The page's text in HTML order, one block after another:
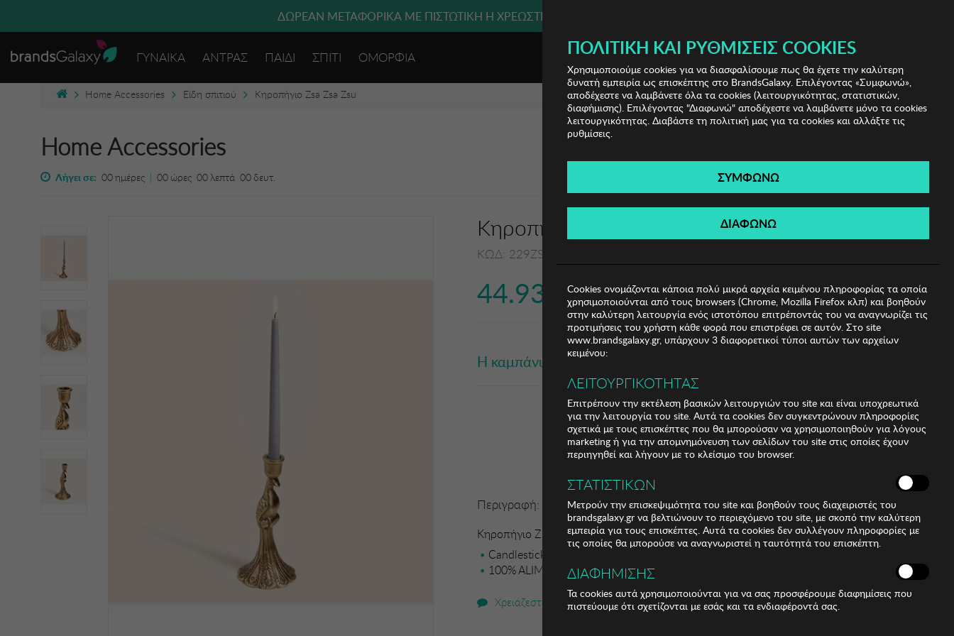
ΔΩΡΕΑΝ ΜΕΤΑΦΟΡΙΚΑ ΜΕ ΠΙΣΤΩΤΙΚΗ Ή ΧΡΕΩΣΤΙΚΗ ΚΑΡΤΑ, PAYPAL & IRIS!
ΓΥΝΑΙΚΑ ΑΝΤΡΑΣ ΠΑΙΔΙ ΣΠΙΤΙ ΟΜΟΡΦΙΑ (0)
Home Accessories Είδη σπιτιού Κηροπήγιο Zsa Zsa Zsu
Home Accessories
Λήγει σε: 00ημέρες | 00 ώρες 00λεπτά 00 δευτ.
Κηροπήγιο Zsa Zsa Zsu
ΚΩΔ: 229ZSU1124
44.93€
Η καμπάνια έχει λήξει
Περιγραφή:
Κηροπήγιο Zsa Zsa Zsu
Candlestick
100% ALIMINIUM
Χρειάζεστε βοήθεια;
ΠΟΛΙΤΙΚΉ ΚΑΙ ΡΥΘΜΊΣΕΙΣ COOKIES
Χρησιμοποιούμε cookies για να διασφαλίσουμε πως θα έχετε την καλύτερη
δυνατή εμπειρία ως επισκέπτης στο BrandsGalaxy. Επιλέγοντας «Συμφωνώ»,
αποδέχεστε να λαμβάνετε όλα τα cookies (λειτουργικότητας, στατιστικών,
διαφήμισης). Επιλέγοντας "Διαφωνώ" αποδέχεστε να λαμβάνετε μόνο τα cookies
λειτουργικότητας. Διαβάστε τη πολιτική μας για τα cookies και αλλάξτε τις
ρυθμίσεις.
ΣΥΜΦΩΝΩ
ΔΙΑΦΩΝΩ
Cookies ονομάζονται κάποια πολύ μικρά αρχεία κειμένου πληροφορίας τα οποία
χρησιμοποιούνται από τους browsers (Chrome, Mozilla Firefox κλπ) και βοηθούν
στην καλύτερη λειτουργία ενός ιστοτόπου επιτρέποντάς του να αναγνωρίζει τις
προτιμήσεις του χρήστη κάθε φορά που επιστρέφει σε αυτόν. Στο site
www.brandsgalaxy.gr, υπάρχουν 3 διαφορετικοί τύποι αυτών των αρχείων
κειμένου:
ΛΕΙΤΟΥΡΓΙΚΟΤΗΤΑΣ
Επιτρέπουν την εκτέλεση βασικών λειτουργιών του site και είναι υποχρεωτικά
για την λειτουργία του site. Αυτά τα cookies δεν συγκεντρώνουν πληροφορίες
σχετικά με τους επισκέπτες που θα μπορούσαν να χρησιμοποιηθούν για λόγους
marketing ή για την απομνημόνευση των σελίδων του site στις οποίες έχουν
περιηγηθεί και λήγουν με το κλείσιμο του browser.
ΣΤΑΤΙΣΤΙΚΩΝ
Μετρούν την επισκεψιμότητα του site και βοηθούν τους διαχειριστές του
brandsgalaxy.gr να βελτιώνουν το περιεχόμενο του site, με σκοπό την καλύτερη
εμπειρία για τους επισκέπτες. Αυτά τα cookies δεν συλλέγουν πληροφορίες με
τις οποίες θα μπορούσε να αναγνωριστεί η ταυτότητά του επισκέπτη.
ΔΙΑΦΗΜΙΣΗΣ
Τα cookies αυτά χρησιμοποιούνται για να σας προσφέρουμε διαφημίσεις που
πιστεύουμε ότι σχετίζονται με εσάς και τα ενδιαφέροντά σας.